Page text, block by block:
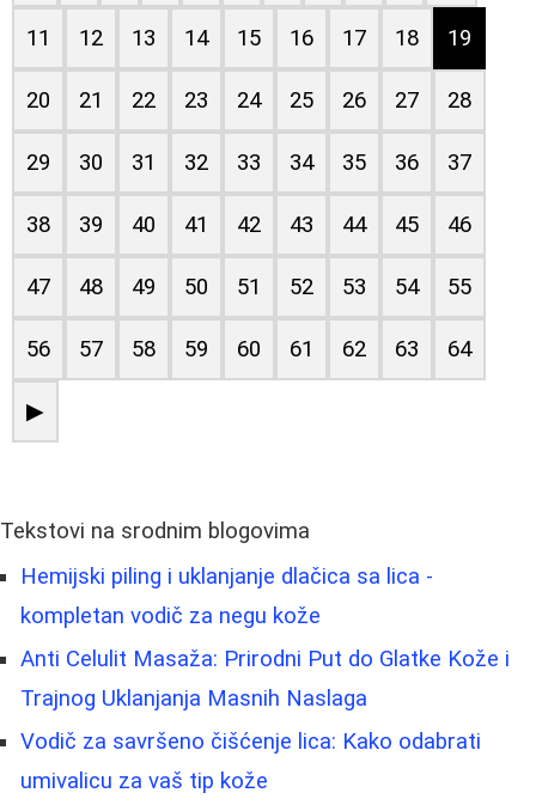
11 12 13 14 15 16 17 18 19
20 21 22 23 24 25 26 27 28
29 30 31 32 33 34 35 36 37
38 39 40 41 42 43 44 45 46
47 48 49 50 51 52 53 54 55
56 57 58 59 60 61 62 63 64
▶
Tekstovi na srodnim blogovima
Hemijski piling i uklanjanje dlačica sa lica -
kompletan vodič za negu kože
Anti Celulit Masaža: Prirodni Put do Glatke Kože i
Trajnog Uklanjanja Masnih Naslaga
Vodič za savršeno čišćenje lica: Kako odabrati
umivalicu za vaš tip kože